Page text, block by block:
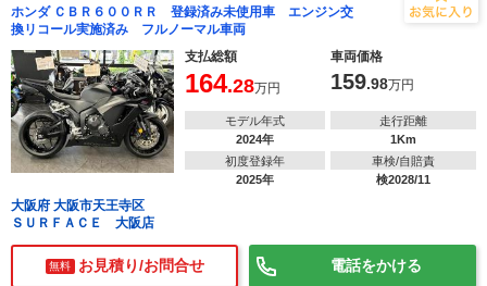
ホンダ ＣＢＲ６００ＲＲ 登録済み未使用車 エンジン交
換リコール実施済み フルノーマル車両
支払総額
車両価格
164.28万円 159.98万円
モデル年式
2024年
走行距離
1Km
初度登録年
2025年
車検/自賠責
検2028/11
大阪府 大阪市天王寺区
ＳＵＲＦＡＣＥ 大阪店
無料 お見積り/お問合せ 電話をかける
車種選択するだけ、かんたん相場検索